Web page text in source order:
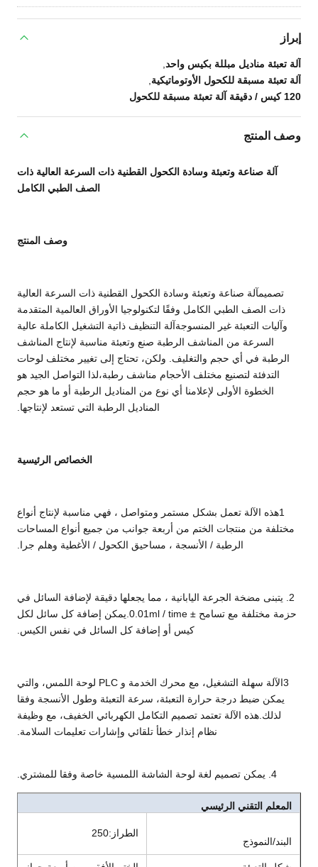
إبراز
آلة تعبئة مناديل مبللة بكيس واحد
آلة تعبئة مسبقة للكحول الأوتوماتيكية
120 كيس / دقيقة آلة تعبئة مسبقة للكحول
وصف المنتج
آلة صناعة وتعبئة وسادة الكحول القطنية ذات السرعة العالية ذات
الصف الطبي الكامل
وصف المنتج
تصميمآلة صناعة وتعبئة وسادة الكحول القطنية ذات السرعة العالية
ذات الصف الطبي الكامل وفقًا لتكنولوجيا الأوراق العالمية المتقدمة
وآليات التعبئة غير المنسوجةآلة التنظيف ذاتية التشغيل الكاملة عالية
السرعة من المناشف الرطبة صنع وتعبئة مناسبة لإنتاج المناشف
الرطبة في أي حجم والتغليف. ولكن، تحتاج إلى تغيير مختلف لوحات
التدفئة لتصنيع مختلف الأحجام مناشف رطبة،لذا التواصل الجيد هو
الخطوة الأولى لإعلامنا أي نوع من المناديل الرطبة أو ما هو حجم
المناديل الرطبة التي تستعد لإنتاجها.
الخصائص الرئيسية
1هذه الآلة تعمل بشكل مستمر ومتواصل ، فهي مناسبة لإنتاج أنواع
مختلفة من منتجات الختم من أربعة جوانب من جميع أنواع المساحات
الرطبة / الأنسجة ، مساحيق الكحول / الأغطية وهلم جرا.
2. يتبنى مضخة الجرعة اليابانية ، مما يجعلها دقيقة لإضافة السائل في
حزمة مختلفة مع تسامح ± 0.01ml / time.يمكن إضافة كل سائل لكل
كيس أو إضافة كل السائل في نفس الكيس.
3الآلة سهلة التشغيل، مع محرك الخدمة و PLC لوحة اللمس، والتي
يمكن ضبط درجة حرارة التعبئة، سرعة التعبئة وطول الأنسجة وفقا
لذلك.هذه الآلة تعتمد تصميم التكامل الكهربائي الخفيف، مع وظيفة
نظام إنذار خطأ تلقائي وإشارات تعليمات السلامة.
4. يمكن تصميم لغة لوحة الشاشة اللمسية خاصة وفقا للمشتري.
المعلم التقني الرئيسي
البند/النموذج
الطراز:250